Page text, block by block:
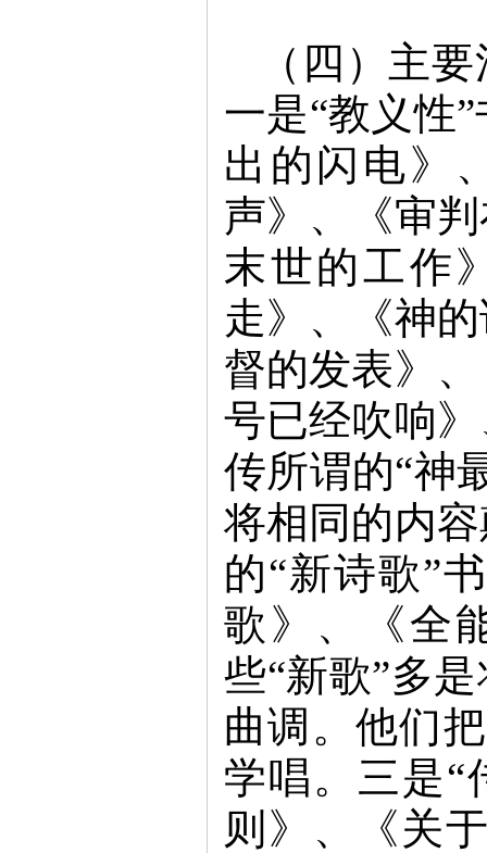
（四）主
一是“教义性
出的闪电》
声》、《审
末世的工作
走》、《神
督的发表》
号已经吹响
传所谓的“神
将相同的内
的“新诗歌”
歌》、《全
些“新歌”多
曲调。他们
学唱。三是“
则》、《关